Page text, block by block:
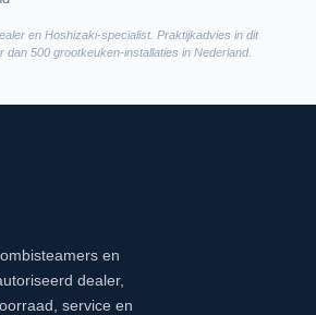
en Hoshizaki-specialist. Praktijkadvies in dit
dan 500 grootkeuken-installaties in Nederland.
en
dealer,
service en